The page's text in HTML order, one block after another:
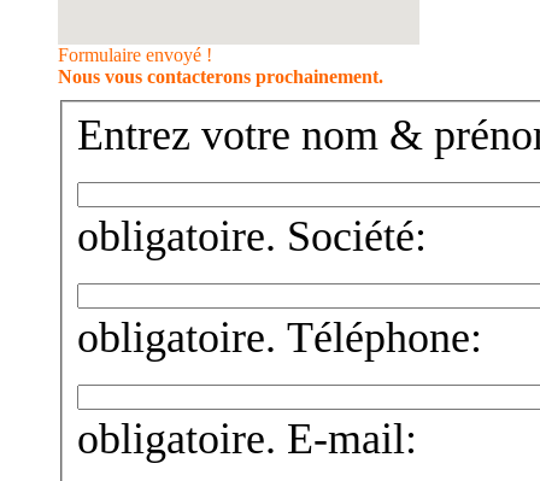
Formulaire envoyé !
Nous vous contacterons prochainement.
Entrez votre nom &
obligatoire. Société:
obligatoire. Téléphone:
obligatoire. E-mail: